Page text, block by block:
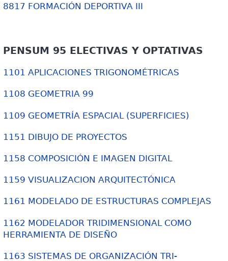
8817 FORMACIÓN DEPORTIVA III
PENSUM 95 ELECTIVAS Y OPTATIVAS
1101 APLICACIONES TRIGONOMÉTRICAS
1108 GEOMETRIA 99
1109 GEOMETRÍA ESPACIAL (SUPERFICIES)
1151 DIBUJO DE PROYECTOS
1158 COMPOSICIÓN E IMAGEN DIGITAL
1159 VISUALIZACION ARQUITECTÓNICA
1161 MODELADO DE ESTRUCTURAS COMPLEJAS
1162 MODELADOR TRIDIMENSIONAL COMO
HERRAMIENTA DE DISEÑO
1163 SISTEMAS DE ORGANIZACIÓN TRI-